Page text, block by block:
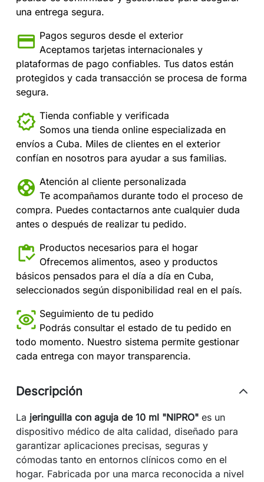
una entrega segura.
Pagos seguros desde el exterior
Aceptamos tarjetas internacionales y
plataformas de pago confiables. Tus datos están
protegidos y cada transacción se procesa de forma
segura.
Tienda confiable y verificada
Somos una tienda online especializada en
envíos a Cuba. Miles de clientes en el exterior
confían en nosotros para ayudar a sus familias.
Atención al cliente personalizada
Te acompañamos durante todo el proceso de
compra. Puedes contactarnos ante cualquier duda
antes o después de realizar tu pedido.
Productos necesarios para el hogar
Ofrecemos alimentos, aseo y productos
básicos pensados para el día a día en Cuba,
seleccionados según disponibilidad real en el país.
Seguimiento de tu pedido
Podrás consultar el estado de tu pedido en
todo momento. Nuestro sistema permite gestionar
cada entrega con mayor transparencia.
Descripción
La jeringuilla con aguja de 10 ml "NIPRO" es un
dispositivo médico de alta calidad, diseñado para
garantizar aplicaciones precisas, seguras y
cómodas tanto en entornos clínicos como en el
hogar. Fabricada por una marca reconocida a nivel